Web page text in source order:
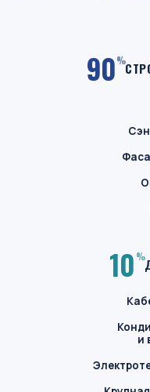
90%
10 %
и